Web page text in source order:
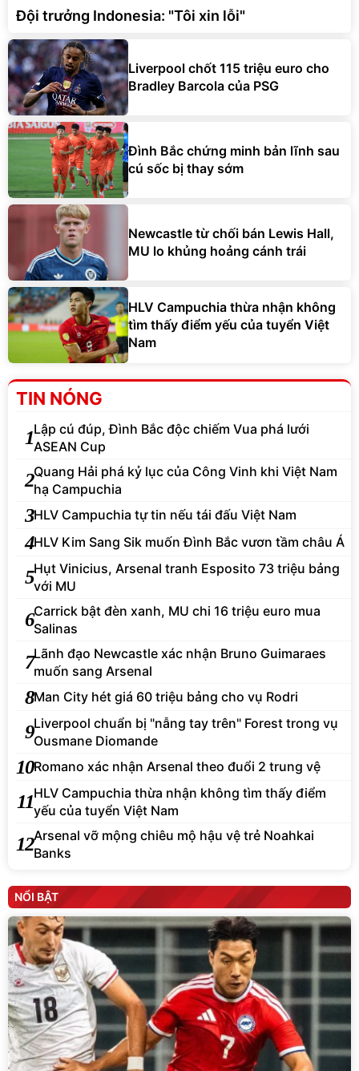
Đội trưởng Indonesia: "Tôi xin lỗi"
Liverpool chốt 115 triệu euro cho
Bradley Barcola của PSG
Đình Bắc chứng minh bản lĩnh sau
cú sốc bị thay sớm
Newcastle từ chối bán Lewis Hall,
MU lo khủng hoảng cánh trái
HLV Campuchia thừa nhận không
tìm thấy điểm yếu của tuyển Việt
Nam
TIN NÓNG
1Lập cú đúp, Đình Bắc độc chiếm Vua phá lưới
ASEAN Cup
2Quang Hải phá kỷ lục của Công Vinh khi Việt Nam
hạ Campuchia
3HLV Campuchia tự tin nếu tái đấu Việt Nam
4HLV Kim Sang Sik muốn Đình Bắc vươn tầm châu Á
5Hụt Vinicius, Arsenal tranh Esposito 73 triệu bảng
với MU
6Carrick bật đèn xanh, MU chi 16 triệu euro mua
Salinas
7Lãnh đạo Newcastle xác nhận Bruno Guimaraes
muốn sang Arsenal
8Man City hét giá 60 triệu bảng cho vụ Rodri
9Liverpool chuẩn bị "nẫng tay trên" Forest trong vụ
Ousmane Diomande
10Romano xác nhận Arsenal theo đuổi 2 trung vệ
11HLV Campuchia thừa nhận không tìm thấy điểm
yếu của tuyển Việt Nam
12Arsenal vỡ mộng chiêu mộ hậu vệ trẻ Noahkai
Banks
NỔI BẬT